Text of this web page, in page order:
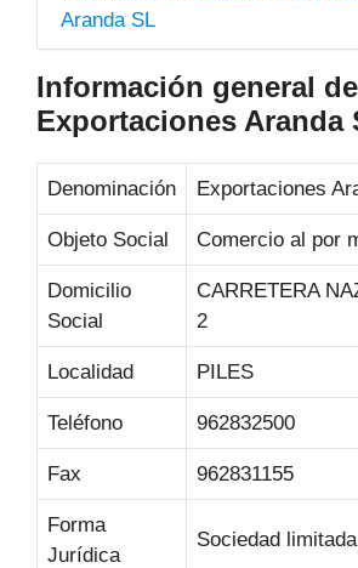
Aranda SL
Información general de
Exportaciones Aranda
Denominación Exportaciones
Objeto Social Comercio al por
Domicilio
Social
CARRETERA
2
Localidad PILES
Teléfono 962832500
Fax 962831155
Forma
Jurídica
Sociedad limitada